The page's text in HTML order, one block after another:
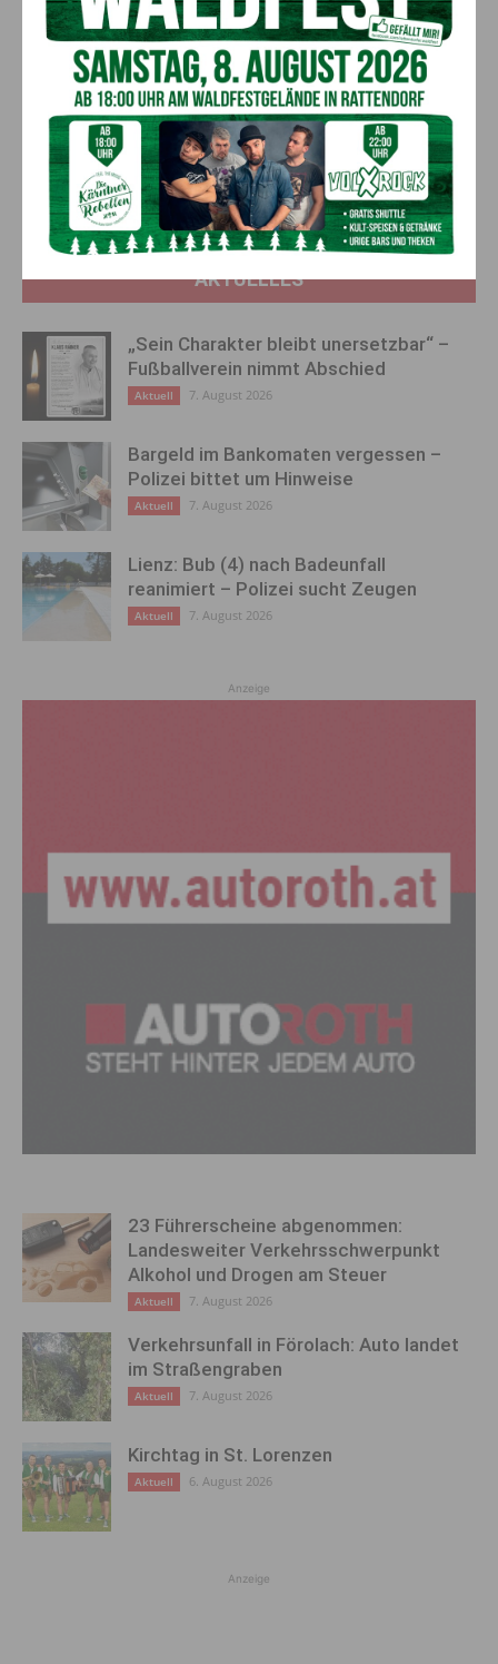
Die feierliche Ausstellungseröffnung wurde vom
Volksschulchor liebevoll umrahmt. Die Ausstellung kann noch
bis 18.12. montags bis donnerstags von 8h bis 14h besichtigt
werden.
Vorheriger Artikel
Imker sagen Danke
Nächster Artikel
Christbaum für Tarcento
AKTUELLES
„Sein Charakter bleibt unersetzbar“ –
Fußballverein nimmt Abschied
Aktuell 7. August 2026
Bargeld im Bankomaten vergessen –
Polizei bittet um Hinweise
Aktuell 7. August 2026
Lienz: Bub (4) nach Badeunfall
reanimiert – Polizei sucht Zeugen
Aktuell 7. August 2026
Anzeige
23 Führerscheine abgenommen:
Landesweiter Verkehrsschwerpunkt
Alkohol und Drogen am Steuer
Aktuell 7. August 2026
Verkehrsunfall in Förolach: Auto landet
im Straßengraben
Aktuell 7. August 2026
Kirchtag in St. Lorenzen
Aktuell 6. August 2026
Anzeige